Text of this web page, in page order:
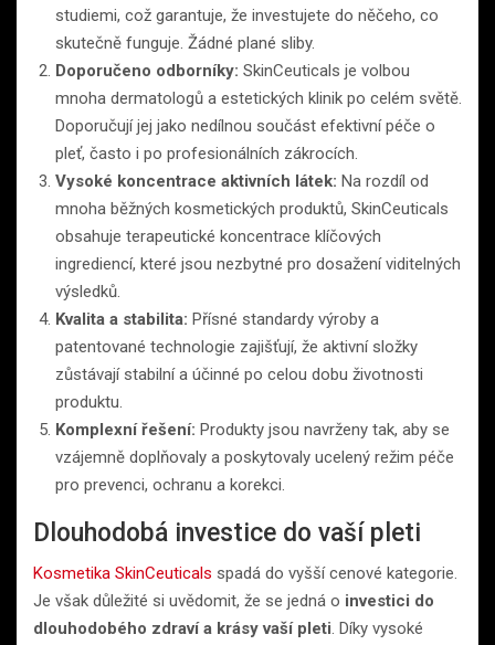
studiemi, což garantuje, že investujete do něčeho, co
skutečně funguje. Žádné plané sliby.
Doporučeno odborníky: SkinCeuticals je volbou
mnoha dermatologů a estetických klinik po celém světě.
Doporučují jej jako nedílnou součást efektivní péče o
pleť, často i po profesionálních zákrocích.
Vysoké koncentrace aktivních látek: Na rozdíl od
mnoha běžných kosmetických produktů, SkinCeuticals
obsahuje terapeutické koncentrace klíčových
ingrediencí, které jsou nezbytné pro dosažení viditelných
výsledků.
Kvalita a stabilita: Přísné standardy výroby a
patentované technologie zajišťují, že aktivní složky
zůstávají stabilní a účinné po celou dobu životnosti
produktu.
Komplexní řešení: Produkty jsou navrženy tak, aby se
vzájemně doplňovaly a poskytovaly ucelený režim péče
pro prevenci, ochranu a korekci.
Dlouhodobá investice do vaší pleti
Kosmetika SkinCeuticals spadá do vyšší cenové kategorie.
Je však důležité si uvědomit, že se jedná o investici do
dlouhodobého zdraví a krásy vaší pleti. Díky vysoké